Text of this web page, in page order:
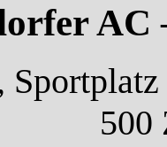
AC
500